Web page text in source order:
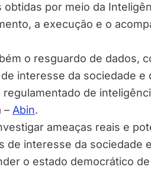
por meio da
a execução e o
o resguardo de dados,
interesse da sociedade e
de
– Abin.
ameaças reais e
de interesse da sociedade
o estado democrático